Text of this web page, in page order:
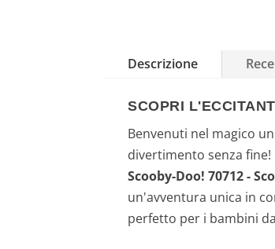
Descrizione
SCOPRI
Benvenuti nel magico
divertimento senza
Scooby-Doo! 70712 -
un'avventura unica in
perfetto per i bambini